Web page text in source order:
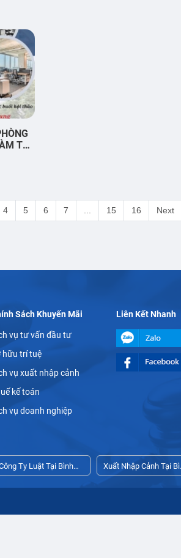
TẠI
4 5 6 7 ... 15 16 Next
Sách Khuyến Mãi
vụ tư vấn đầu tư
hữu trí tuệ
vụ xuất nhập cảnh
kế toán
vụ doanh nghiệp
Liên Kết Nhanh
Ty Luật Tại Bình Xuất Nhập Cảnh Tại